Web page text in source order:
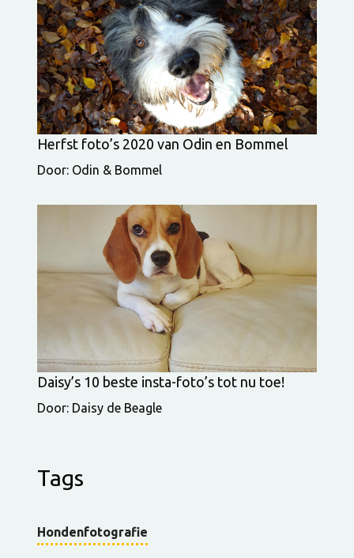
Herfst foto’s 2020 van Odin en Bommel
Door: Odin & Bommel
Daisy’s 10 beste insta-foto’s tot nu toe!
Door: Daisy de Beagle
Tags
Hondenfotografie